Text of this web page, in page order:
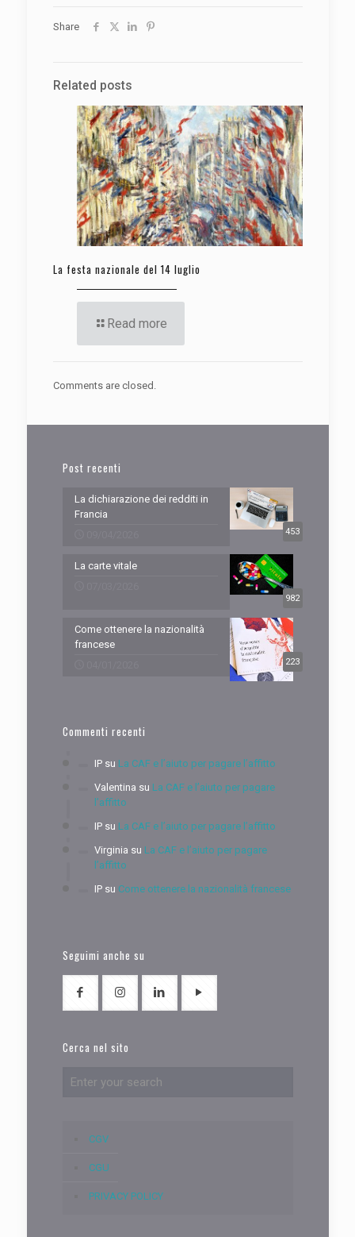
Share
Related posts
La festa nazionale del 14 luglio
Read more
Comments are closed.
Post recenti
453
La dichiarazione dei redditi in
Francia
982
La carte vitale
223
Come ottenere la nazionalità
francese
Commenti recenti
IPsu La CAF e l’aiuto per pagare l’affitto
Valentina su La CAF e l’aiuto per pagare
l’affitto
IPsu La CAF e l’aiuto per pagare l’affitto
Virginia su La CAF e l’aiuto per pagare
l’affitto
IPsu Come ottenere la nazionalità francese
Seguimi anche su
Cerca nel sito
CGV
CGU
PRIVACY POLICY